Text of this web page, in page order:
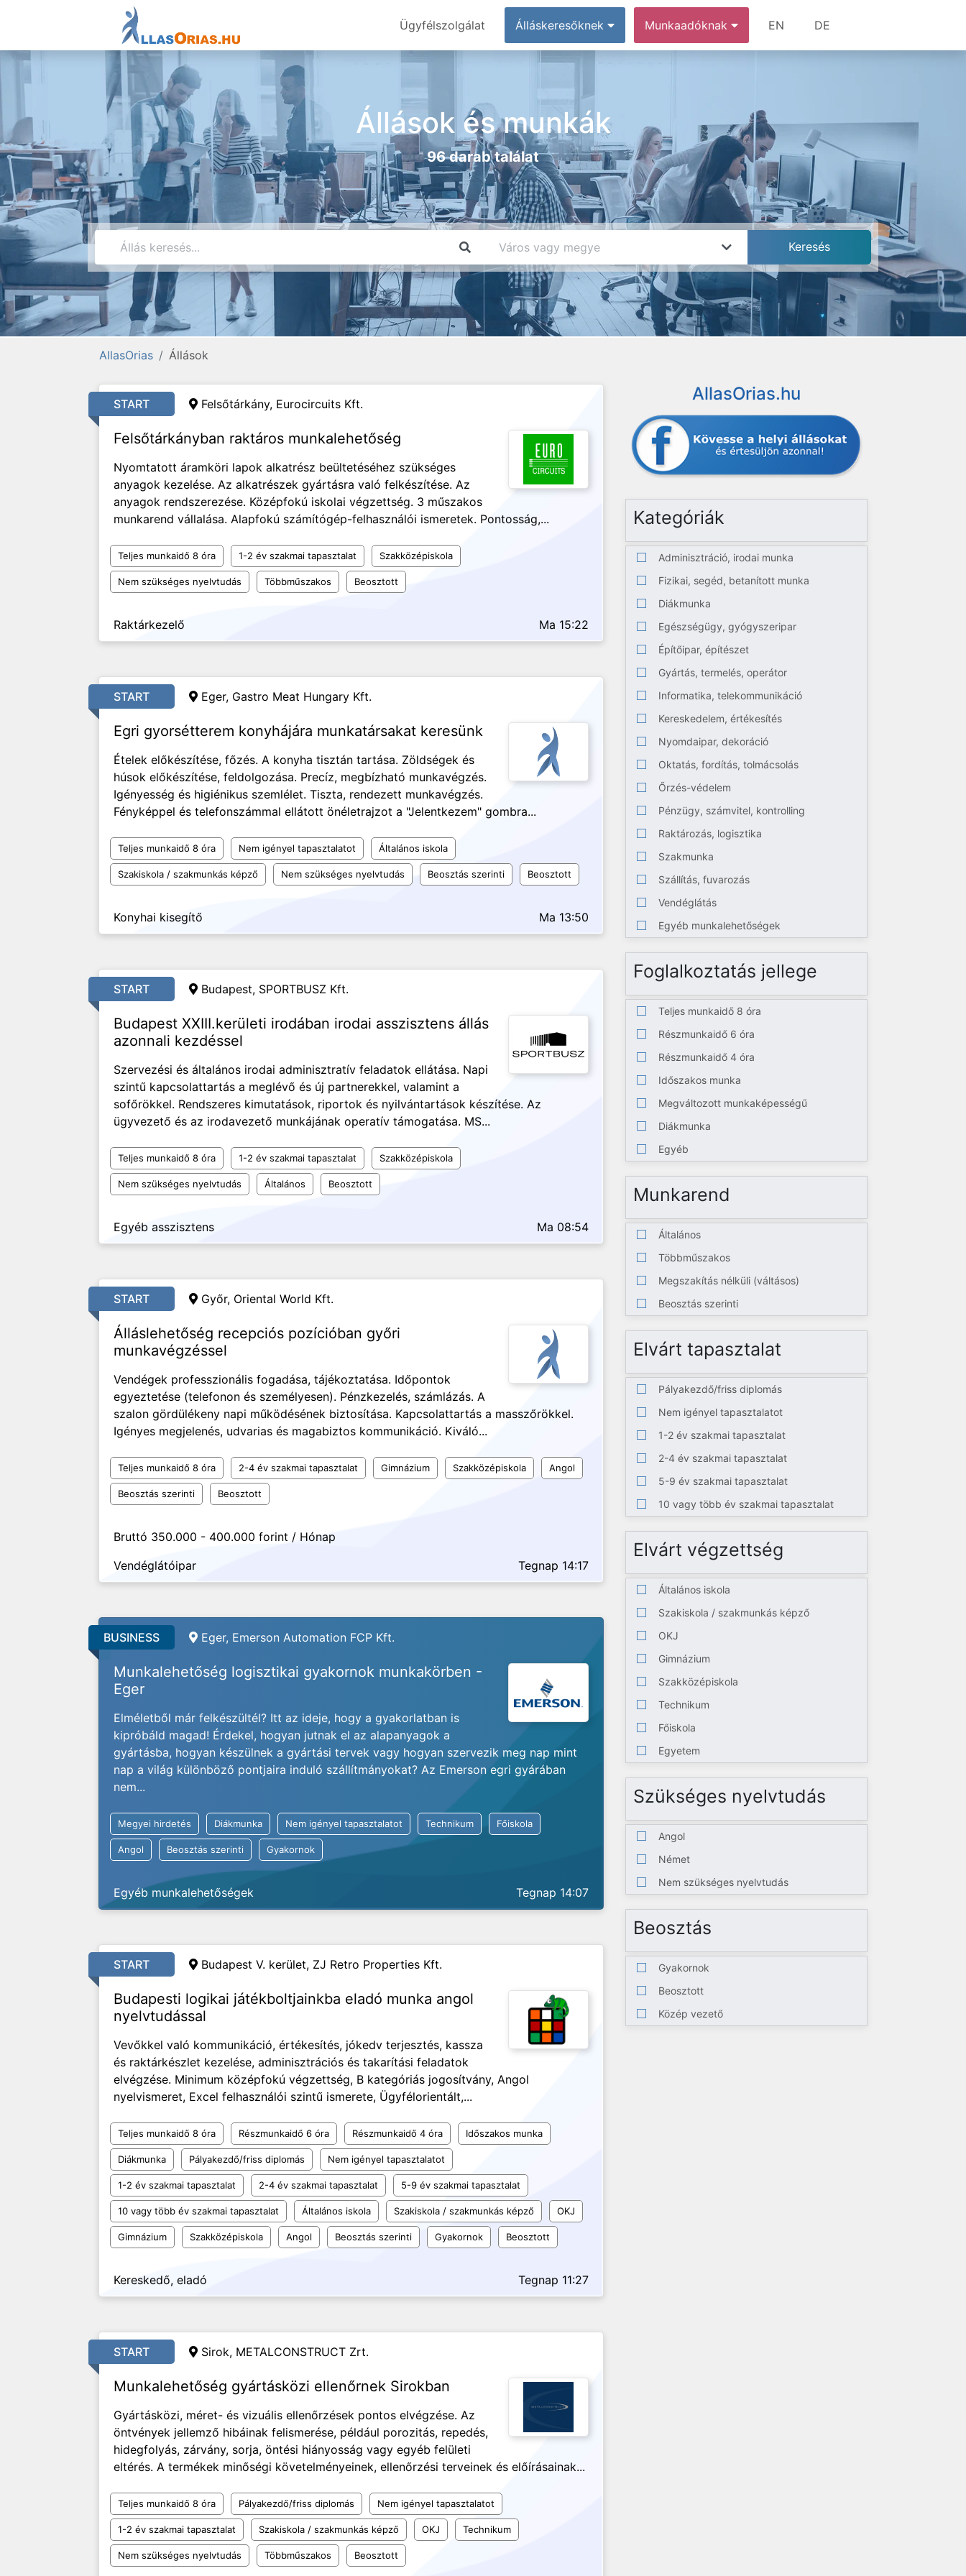
Ügyfélszolgálat Álláskeresőknek Munkaadóknak EN DE
Állások és munkák
96 darab találat
AllasOrias Állások
START Felsőtárkány, Eurocircuits Kft.
Felsőtárkányban raktáros munkalehetőség
Nyomtatott áramköri lapok alkatrész beültetéséhez szükséges
anyagok kezelése. Az alkatrészek gyártásra való felkészítése. Az
anyagok rendszerezése. Középfokú iskolai végzettség. 3 műszakos
munkarend vállalása. Alapfokú számítógép-felhasználói ismeretek. Pontosság,...
Teljes munkaidő 8 óra 1-2 év szakmai tapasztalat Szakközépiskola
Nem szükséges nyelvtudás Többműszakos Beosztott
Raktárkezelő Ma 15:22
START Eger, Gastro Meat Hungary Kft.
Egri gyorsétterem konyhájára munkatársakat keresünk
Ételek előkészítése, főzés. A konyha tisztán tartása. Zöldségek és
húsok előkészítése, feldolgozása. Precíz, megbízható munkavégzés.
Igényesség és higiénikus szemlélet. Tiszta, rendezett munkavégzés.
Fényképpel és telefonszámmal ellátott önéletrajzot a "Jelentkezem" gombra...
Teljes munkaidő 8 óra Nem igényel tapasztalatot Általános iskola
Szakiskola / szakmunkás képző Nem szükséges nyelvtudás Beosztás szerinti Beosztott
Konyhai kisegítő Ma 13:50
START Budapest, SPORTBUSZ Kft.
Budapest XXIII.kerületi irodában irodai asszisztens állás
azonnali kezdéssel
Szervezési és általános irodai adminisztratív feladatok ellátása. Napi
szintű kapcsolattartás a meglévő és új partnerekkel, valamint a
sofőrökkel. Rendszeres kimutatások, riportok és nyilvántartások készítése. Az
ügyvezető és az irodavezető munkájának operatív támogatása. MS...
Teljes munkaidő 8 óra 1-2 év szakmai tapasztalat Szakközépiskola
Nem szükséges nyelvtudás Általános Beosztott
Egyéb asszisztens Ma 08:54
START Győr, Oriental World Kft.
Álláslehetőség recepciós pozícióban győri
munkavégzéssel
Vendégek professzionális fogadása, tájékoztatása. Időpontok
egyeztetése (telefonon és személyesen). Pénzkezelés, számlázás. A
szalon gördülékeny napi működésének biztosítása. Kapcsolattartás a masszőrökkel.
Igényes megjelenés, udvarias és magabiztos kommunikáció. Kiváló...
Teljes munkaidő 8 óra 2-4 év szakmai tapasztalat Gimnázium Szakközépiskola Angol
Beosztás szerinti Beosztott
Bruttó 350.000 - 400.000 forint / Hónap
Vendéglátóipar
Tegnap 14:17
BUSINESS Eger, Emerson Automation FCP Kft.
Munkalehetőség logisztikai gyakornok munkakörben -
Eger
Elméletből már felkészültél? Itt az ideje, hogy a gyakorlatban is
kipróbáld magad! Érdekel, hogyan jutnak el az alapanyagok a
gyártásba, hogyan készülnek a gyártási tervek vagy hogyan szervezik meg nap mint
nap a világ különböző pontjaira induló szállítmányokat? Az Emerson egri gyárában
nem...
Megyei hirdetés Diákmunka Nem igényel tapasztalatot Technikum Főiskola
Angol Beosztás szerinti Gyakornok
Egyéb munkalehetőségek Tegnap 14:07
START Budapest V. kerület, ZJ Retro Properties Kft.
Budapesti logikai játékboltjainkba eladó munka angol
nyelvtudással
Vevőkkel való kommunikáció, értékesítés, jókedv terjesztés, kassza
és raktárkészlet kezelése, adminisztrációs és takarítási feladatok
elvégzése. Minimum középfokú végzettség, B kategóriás jogosítvány, Angol
nyelvismeret, Excel felhasználói szintű ismerete, Ügyfélorientált,...
Teljes munkaidő 8 óra Részmunkaidő 6 óra Részmunkaidő 4 óra Időszakos munka
Diákmunka Pályakezdő/friss diplomás Nem igényel tapasztalatot
1-2 év szakmai tapasztalat 2-4 év szakmai tapasztalat 5-9 év szakmai tapasztalat
10 vagy több év szakmai tapasztalat Általános iskola Szakiskola / szakmunkás képző OKJ
Gimnázium Szakközépiskola Angol Beosztás szerinti Gyakornok Beosztott
Kereskedő, eladó Tegnap 11:27
START Sirok, METALCONSTRUCT Zrt.
Munkalehetőség gyártásközi ellenőrnek Sirokban
Gyártásközi, méret- és vizuális ellenőrzések pontos elvégzése. Az
öntvények jellemző hibáinak felismerése, például porozitás, repedés,
hidegfolyás, zárvány, sorja, öntési hiányosság vagy egyéb felületi
eltérés. A termékek minőségi követelményeinek, ellenőrzési terveinek és előírásainak...
Teljes munkaidő 8 óra Pályakezdő/friss diplomás Nem igényel tapasztalatot
1-2 év szakmai tapasztalat Szakiskola / szakmunkás képző OKJ Technikum
Nem szükséges nyelvtudás Többműszakos Beosztott
AllasOrias.hu
Kategóriák
Adminisztráció, irodai munka
Fizikai, segéd, betanított munka
Diákmunka
Egészségügy, gyógyszeripar
Építőipar, építészet
Gyártás, termelés, operátor
Informatika, telekommunikáció
Kereskedelem, értékesítés
Nyomdaipar, dekoráció
Oktatás, fordítás, tolmácsolás
Őrzés-védelem
Pénzügy, számvitel, kontrolling
Raktározás, logisztika
Szakmunka
Szállítás, fuvarozás
Vendéglátás
Egyéb munkalehetőségek
Foglalkoztatás jellege
Teljes munkaidő 8 óra
Részmunkaidő 6 óra
Részmunkaidő 4 óra
Időszakos munka
Megváltozott munkaképességű
Diákmunka
Egyéb
Munkarend
Általános
Többműszakos
Megszakítás nélküli (váltásos)
Beosztás szerinti
Elvárt tapasztalat
Pályakezdő/friss diplomás
Nem igényel tapasztalatot
1-2 év szakmai tapasztalat
2-4 év szakmai tapasztalat
5-9 év szakmai tapasztalat
10 vagy több év szakmai tapasztalat
Elvárt végzettség
Általános iskola
Szakiskola / szakmunkás képző
OKJ
Gimnázium
Szakközépiskola
Technikum
Főiskola
Egyetem
Szükséges nyelvtudás
Angol
Német
Nem szükséges nyelvtudás
Beosztás
Gyakornok
Beosztott
Közép vezető